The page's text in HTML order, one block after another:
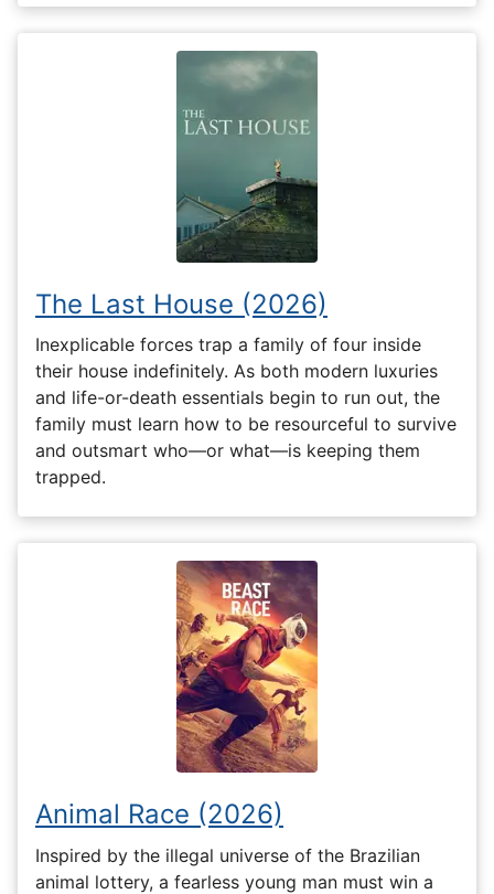
The Last House (2026)
Inexplicable forces trap a family of four inside
their house indefinitely. As both modern luxuries
and life-or-death essentials begin to run out, the
family must learn how to be resourceful to survive
and outsmart who—or what—is keeping them
trapped.
Animal Race (2026)
Inspired by the illegal universe of the Brazilian
animal lottery, a fearless young man must win a